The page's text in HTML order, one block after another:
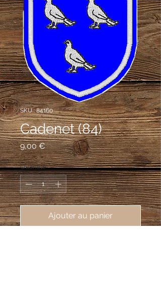
SKU : 84160
Cadenet (84)
9,00 €Prix
Quantité *
Ajouter au panier